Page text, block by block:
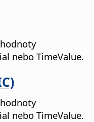
nebo TimeValue.
nebo TimeValue.